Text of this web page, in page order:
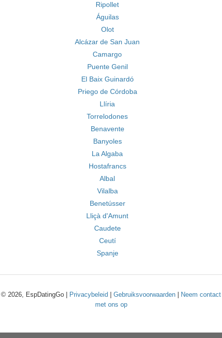
Ripollet
Águilas
Olot
Alcázar de San Juan
Camargo
Puente Genil
El Baix Guinardó
Priego de Córdoba
Llíria
Torrelodones
Benavente
Banyoles
La Algaba
Hostafrancs
Albal
Vilalba
Benetússer
Lliçà d'Amunt
Caudete
Ceutí
Spanje
© 2026, EspDatingGo | Privacybeleid Gebruiksvoorwaarden
Neem contact
met ons op